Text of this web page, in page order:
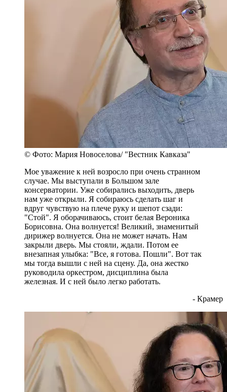
© Фото: Мария Новоселова/ "Вестник Кавказа"
Мое уважение к ней возросло при очень странном
случае. Мы выступали в Большом зале
консерватории. Уже собирались выходить, дверь
нам уже открыли. Я собираюсь сделать шаг и
вдруг чувствую на плече руку и шепот сзади:
"Стой". Я оборачиваюсь, стоит белая Вероника
Борисовна. Она волнуется! Великий, знаменитый
дирижер волнуется. Она не может начать. Нам
закрыли дверь. Мы стояли, ждали. Потом ее
внезапная улыбка: "Все, я готова. Пошли". Вот так
мы тогда вышли с ней на сцену. Да, она жестко
руководила оркестром, дисциплина была
железная. И с ней было легко работать.
- Крамер